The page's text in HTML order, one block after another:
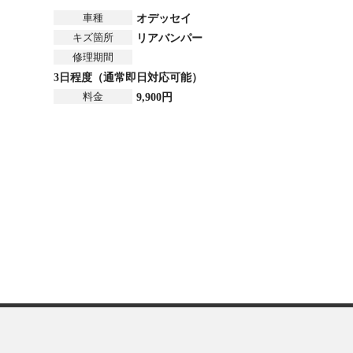
車種
オデッセイ
キズ箇所
リアバンパー
修理期間
3日程度（通常即日対応可能）
料金
9,900円